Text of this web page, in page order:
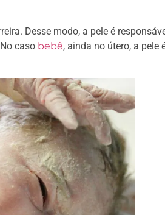
Desse modo, a pele é
caso bebê, ainda no útero, a pele